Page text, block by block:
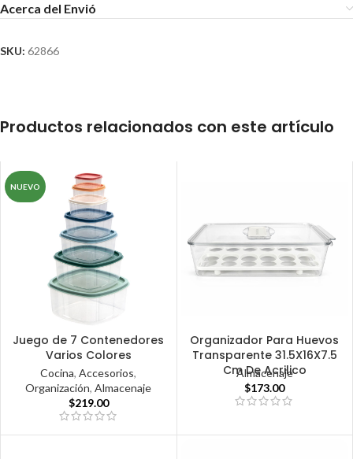
Acerca del Envió
SKU: 62866
Productos relacionados con este artículo
NUEVO
Juego de 7 Contenedores
Varios Colores
Cocina,Accesorios,
Organización,Almacenaje
$219.00
Organizador Para Huevos
Transparente 31.5X16X7.5
Cm De Acrilico
Almacenaje
$173.00